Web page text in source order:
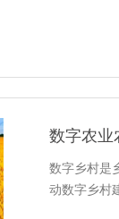
数字农业
数字乡村是
动数字乡村